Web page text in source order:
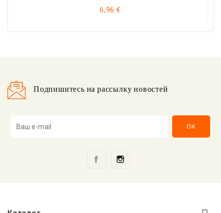
Цена
6,96 €
Подпишитесь на рассылку новостей
Facebook